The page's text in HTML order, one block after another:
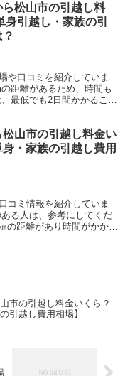
松山市の引越し料
身引越し・家族の引
や口コミを紹介していま
距離があるため、時間も
最低でも2日間かかること
松山市の引越し料金い
身・家族の引越し費用
コミ情報を紹介していま
る人は、参考にしてくだ
の距離があり時間がかかり
市の引越し料金いくら？
引越し費用相場】